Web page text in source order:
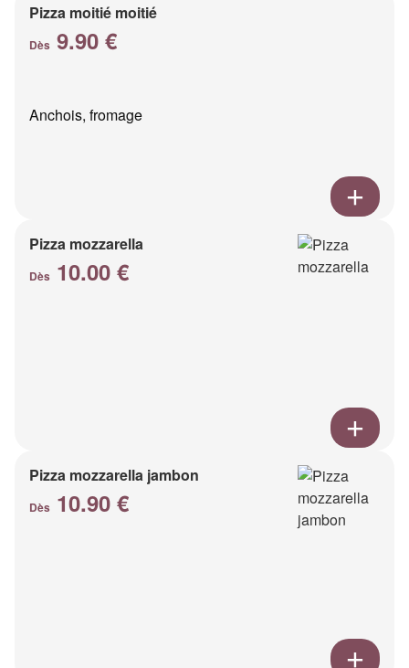
Pizza moitié moitié
Dès 9.90 €
Anchois, fromage
Pizza mozzarella
Dès 10.00 €
Pizza mozzarella jambon
Dès 10.90 €